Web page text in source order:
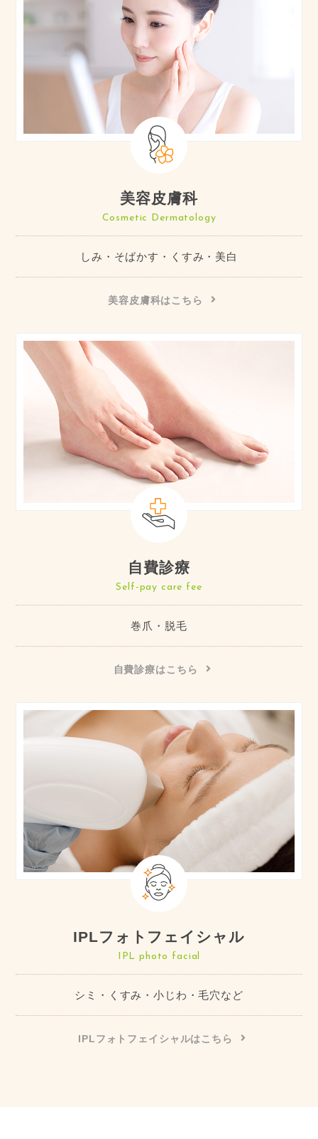
美容皮膚科
Cosmetic Dermatology
しみ・そばかす・くすみ・美白
美容皮膚科はこちら
自費診療
Self-pay care fee
巻爪・脱毛
自費診療はこちら
IPLフォトフェイシャル
IPL photo facial
シミ・くすみ・小じわ・毛穴など
IPLフォトフェイシャルはこちら